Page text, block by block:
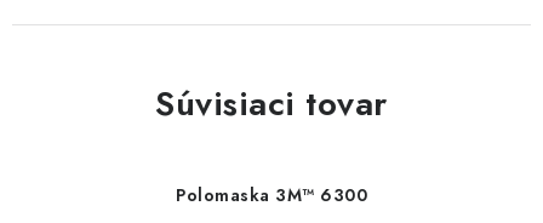
Súvisiaci tovar
Polomaska 3M™ 6300